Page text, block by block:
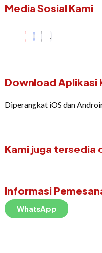
Media Sosial Kami
Download Aplikasi
Diperangkat iOS dan
Kami juga tersedia
Informasi
WhatsApp